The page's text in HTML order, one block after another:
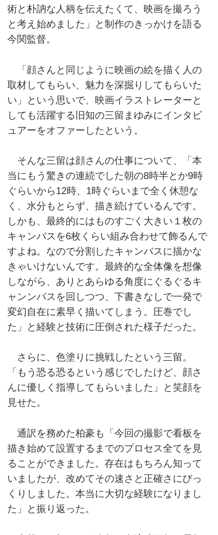
術と朴訥な人柄を伝えたくて、映画を撮ろう
と考え始めました」と制作のきっかけを語る
今関監督。
「顔さんと同じように映画の絵を描く人の
取材してもらい、魅力を深掘りしてもらいた
い」という思いで、映画イラストレーターと
しても活躍する旧知の三留まゆみにインタビ
ュアーをオファーしたという。
そんな三留は顔さんの仕事について、「本
当にもう驚きの連続でした朝の8時半とか9時
ぐらいから12時、1時ぐらいまで全く休憩な
く、水分もとらず、描き続けているんです。
しかも、最終的にはものすごく大きい１枚の
キャンバスを6枚くらい組み合わせて飾るんで
すよね。なので分割したキャンバスに描かな
きゃいけないんです。最終的な全体像を想像
しながら、ありとあらゆる角度にぐるぐるキ
ャンンバスを回しつつ、下書きなしで一発で
変幻自在に素早く描いてしまう。圧巻でし
た」と経験と技術に圧倒された様子だった。
さらに、色塗りに挑戦したという三留。
「もう恐る恐るという感じでしたけど、顔さ
んに優しく指導してもらいました」と笑顔を
見せた。
通訳を務めた柏豪も「今回の撮影で看板を
描き始めて設置するまでのプロセス全てを見
ることができました。存在はもちろん知って
いましたが、改めてその速さと正確さにびっ
くりしました。本当に大切な経験になりまし
た」と振り返った。